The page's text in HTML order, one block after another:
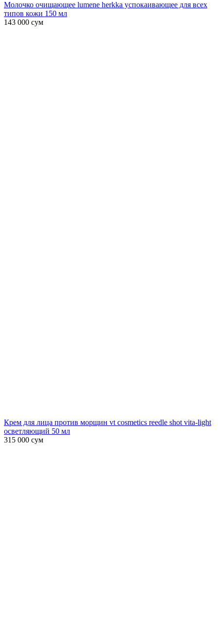
Молочко очищающее lumene herkka успокаивающее для всех
типов кожи 150 мл
143 000 сум
Крем для лица против морщин vt cosmetics reedle shot vita-light
осветляющий 50 мл
315 000 сум